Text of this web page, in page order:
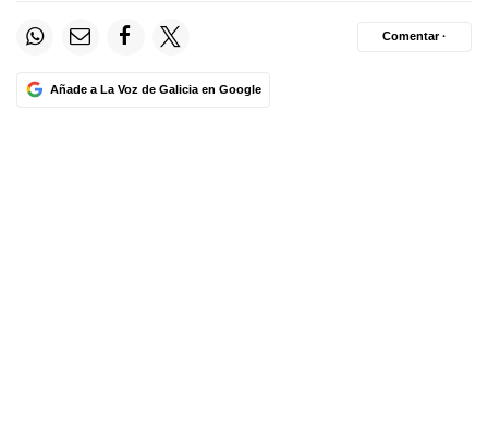
Añade a La Voz de Galicia en Google
Comentar ·